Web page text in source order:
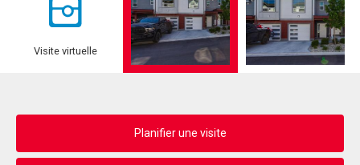
Visite virtuelle
Planifier une visite